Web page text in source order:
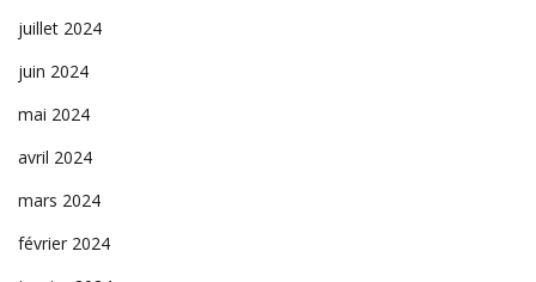
juillet 2024
juin 2024
mai 2024
avril 2024
mars 2024
février 2024